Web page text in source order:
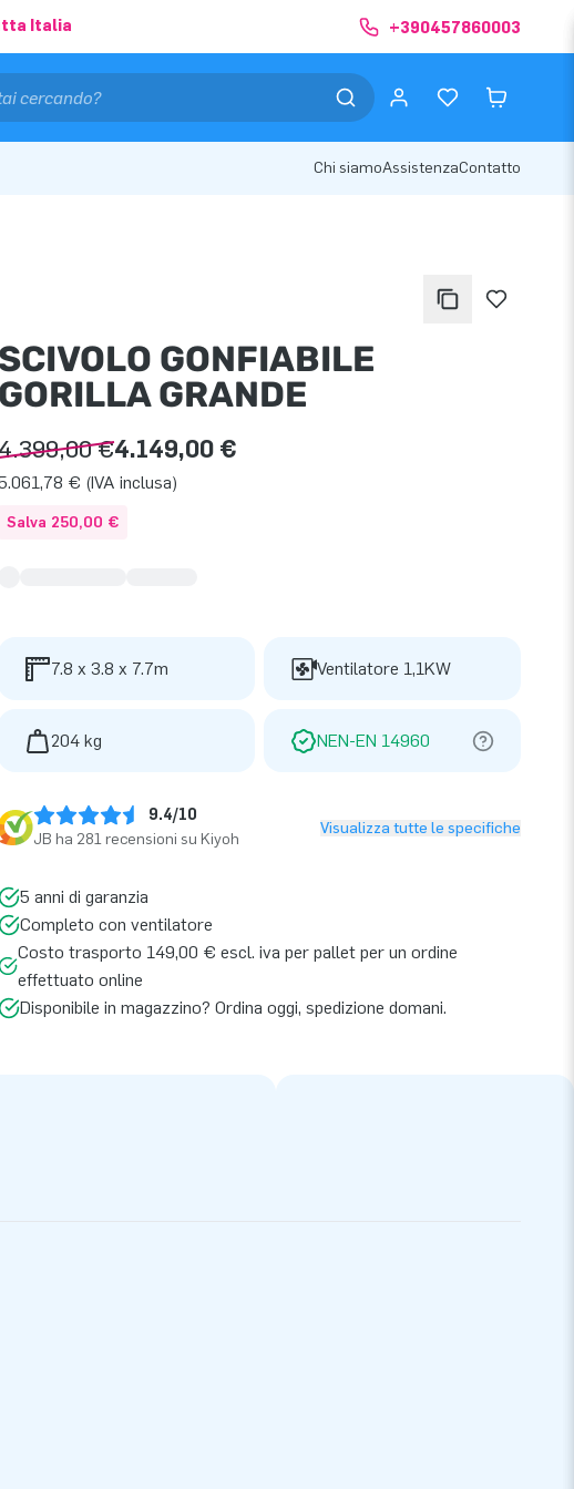
Italia +390457860003
Chi siamoAssistenzaContatto
SCIVOLO GONFIABILE
GORILLA GRANDE
4.399,00 €4.149,00 €
€ (IVA inclusa)
Salva 250,00 €
7.8 x 3.8 x 7.7m Ventilatore 1,1KW
204 kg NEN-EN 14960
9.4/10
JB ha 281 recensioni su Kiyoh
Visualizza tutte le specifiche
5 anni di garanzia
Completo con ventilatore
Costo trasporto 149,00 € escl. iva per pallet per un ordine
effettuato online
Disponibile in magazzino? Ordina oggi, spedizione domani.